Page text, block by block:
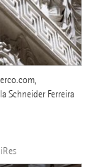
Schneider Ferreira